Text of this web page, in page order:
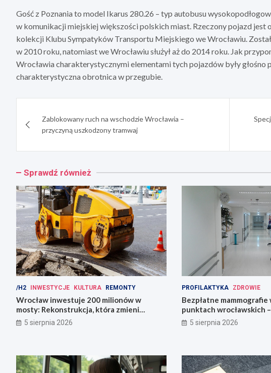
Gość z Poznania to model Ikarus 280.26 – typ autobusu
w komunikacji miejskiej większości polskich miast. Rzeczony pojazd
kolekcji Klubu Sympatyków Transportu Miejskiego we Wrocławiu.
w 2010 roku, natomiast we Wrocławiu służył aż do 2014 roku. Jak
Wrocławia charakterystycznymi elementami tych pojazdów były głośno
charakterystyczna obrotnica w przegubie.
wpisuZablokowany ruch na wschodzie Wrocławia –
przyczyną uszkodzony tramwaj
Sprawdź również
/H2 INWESTYCJE KULTURA REMONTY
Wrocław inwestuje 200 milionów w
mosty: Rekonstrukcja, która zmieni
miasto!
5 sierpnia 2026
PROFILAKTYKA ZDROWIE
Bezpłatne mammografie
punktach wrocławskich
zdrowie!
5 sierpnia 2026